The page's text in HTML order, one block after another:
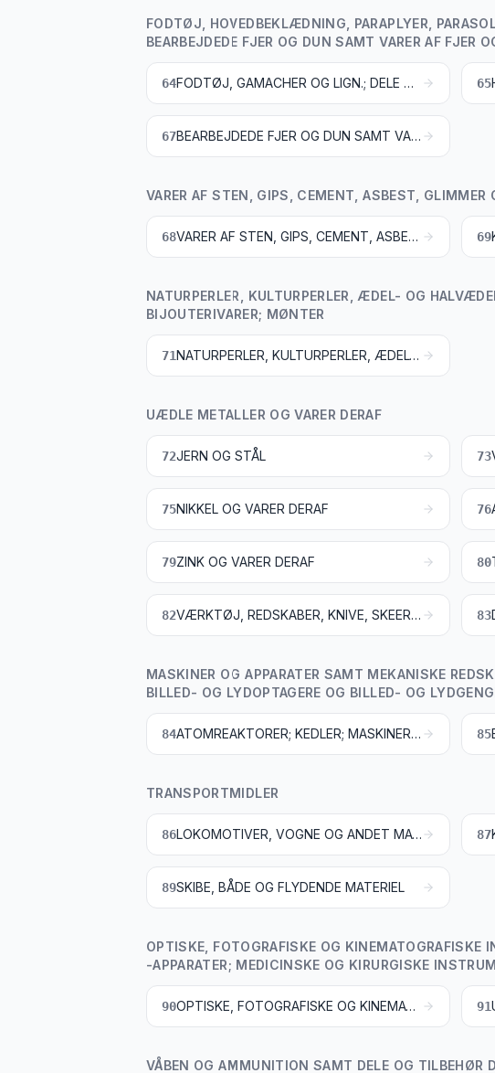
FODTØJ, HOVEDBEKLÆDNING, PARAPLYER,
BEARBEJDEDE FJER OG DUN SAMT VARER AF FJER
64 FODTØJ, GAMACHER OG LIGN.; DELE DERTIL 65
67 BEARBEJDEDE FJER OG DUN SAMT VARER AF FJER OG DUN; KUNSTIGE BLOMSTER; VARER AF MENNESKEHÅR
VARER AF STEN, GIPS, CEMENT, ASBEST, GLIMMER
68 VARER AF STEN, GIPS, CEMENT, ASBEST, GLIMMER OG LIGNENDE MATERIALER 69
NATURPERLER, KULTURPERLER, ÆDEL- OG
BIJOUTERIVARER; MØNTER
71 NATURPERLER, KULTURPERLER, ÆDEL- OG HALVÆDELSTEN, ÆDLE METALLER, ÆDELMETALDUBLÉ SAMT VARER AF DISSE MATERIALER; BIJOUTERIVARER; MØNTER
UÆDLE METALLER OG VARER DERAF
72JERN OG STÅL 73
75NIKKEL OG VARER DERAF 76
79ZINK OG VARER DERAF 80
82 VÆRKTØJ, REDSKABER, KNIVE, SKEER OG GAFLER SAMT DELE DERTIL, AF UÆDLE METALLER 83
MASKINER OG APPARATER SAMT MEKANISKE
BILLED- OG LYDOPTAGERE OG BILLED- OG
84 ATOMREAKTORER; KEDLER; MASKINER OG APPARATER SAMT MEKANISKE REDSKABER; DELE DERTIL 85
TRANSPORTMIDLER
86 LOKOMOTIVER, VOGNE OG ANDET MATERIEL TIL JERNBANER OG SPORVEJE SAMT DELE DERTIL; STATIONÆRT JERNBANE- OG SPORVEJSMATERIEL SAMT DELE DERTIL; MEKANISK (HERUNDER ELEKTROMEKANISK) TRAFIKREGULERINGSUDSTYR AF ENHVER ART 87
89SKIBE, BÅDE OG FLYDENDE MATERIEL
OPTISKE, FOTOGRAFISKE OG
-APPARATER; MEDICINSKE OG KIRURGISKE
90 OPTISKE, FOTOGRAFISKE OG KINEMATOGRAFISKE INSTRUMENTER OG APPARATER; MÅLE-, KONTROL- OG PRÆCISIONSINSTRUMENTER OG -APPARATER; MEDICINSKE OG KIRURGISKE INSTRUMENTER OG APPARATER; DELE OG TILBEHØR DERTIL 91
VÅBEN OG AMMUNITION SAMT DELE OG TILBEHØR